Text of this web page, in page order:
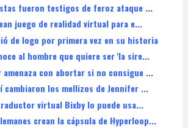
fueron testigos de feroz ataque ...
juego de realidad virtual para e...
de logo por primera vez en su historia
al hombre que quiere ser 'la sire...
con abortar si no consigue ...
cambiaron los mellizos de Jennifer ...
virtual Bixby lo puede usa...
crean la cápsula de Hyperloop...